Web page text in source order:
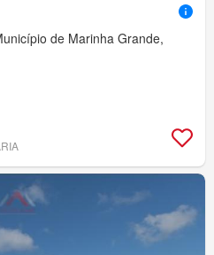
de Marinha Grande,